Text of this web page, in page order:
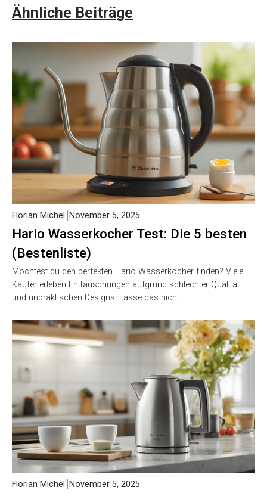
Ähnliche Beiträge
Hario Wasserkocher Test: Die 5 besten
(Bestenliste)
Florian Michel November 5, 2025
Möchtest du den perfekten Hario Wasserkocher finden? Viele
Käufer erleben Enttäuschungen aufgrund schlechter Qualität
und unpraktischen Designs. Lasse das nicht…
Florian Michel November 5, 2025